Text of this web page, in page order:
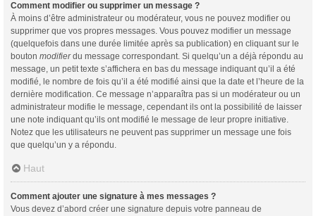
Comment modifier ou supprimer un message ?
À moins d’être administrateur ou modérateur, vous ne pouvez modifier ou
supprimer que vos propres messages. Vous pouvez modifier un message
(quelquefois dans une durée limitée après sa publication) en cliquant sur le
bouton modifierdu message correspondant. Si quelqu’un a déjà répondu au
message, un petit texte s’affichera en bas du message indiquant qu’il a été
modifié, le nombre de fois qu’il a été modifié ainsi que la date et l’heure de la
dernière modification. Ce message n’apparaîtra pas si un modérateur ou un
administrateur modifie le message, cependant ils ont la possibilité de laisser
une note indiquant qu’ils ont modifié le message de leur propre initiative.
Notez que les utilisateurs ne peuvent pas supprimer un message une fois
que quelqu’un y a répondu.
Haut
Comment ajouter une signature à mes messages ?
Vous devez d’abord créer une signature depuis votre panneau de